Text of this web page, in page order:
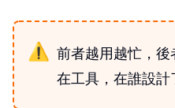
前者越用越忙，
在工具，在誰設計